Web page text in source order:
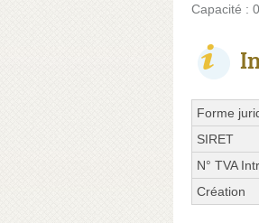
Capacité :
Forme
SIRET
N° TVA
Création